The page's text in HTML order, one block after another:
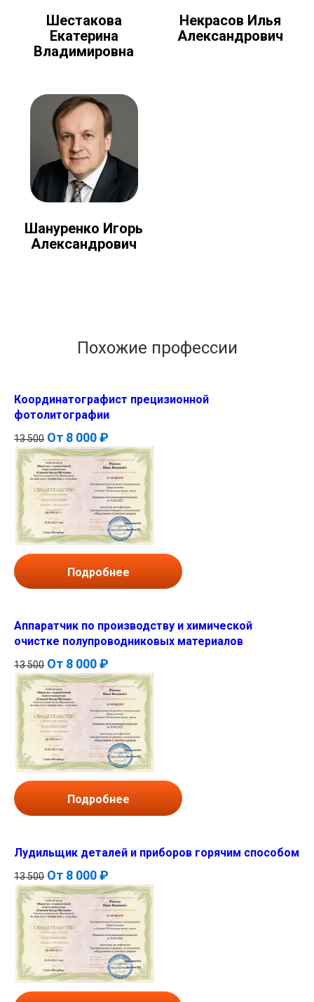
Шестакова
Екатерина
Владимировна
Некрасов Илья
Александрович
Шануренко Игорь
Александрович
Похожие профессии
Координатографист прецизионной
фотолитографии
13 500 От 8 000 ₽
Подробнее
Аппаратчик по производству и химической
очистке полупроводниковых материалов
13 500 От 8 000 ₽
Подробнее
Лудильщик деталей и приборов горячим способом
13 500 От 8 000 ₽